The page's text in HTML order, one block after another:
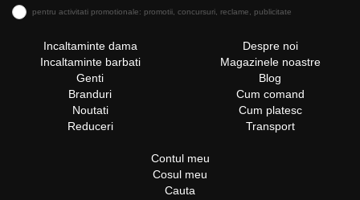
pentru activitati promotionale: promotii, concursuri, reclame, publicitate
Incaltaminte dama
Incaltaminte barbati
Genti
Branduri
Noutati
Reduceri
Despre noi
Magazinele noastre
Blog
Cum comand
Cum platesc
Transport
Contul meu
Cosul meu
Cauta